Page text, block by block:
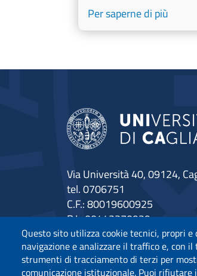
Per saperne di più
Questo sito utilizza cookie tecnici, propri
navigazione e analizzare il traffico e, con
strumenti di tracciamento di terzi per
comunicazione istituzionale. Puoi rifiutare
Via Università 40, 09124,
tel. 0706751
C.F.: 80019600925
P.I.: 00443370929
Posta Elettronica Certificata
Dichiarazione di Accessibilità